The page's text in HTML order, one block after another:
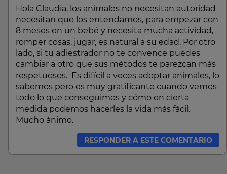
Hola Claudia, los animales no necesitan autoridad
necesitan que los entendamos, para empezar con
8 meses en un bebé y necesita mucha actividad,
romper cosas, jugar, es natural a su edad. Por otro
lado, si tu adiestrador no te convence puedes
cambiar a otro que sus métodos te parezcan más
respetuosos. Es difícil a veces adoptar animales, lo
sabemos pero es muy gratificante cuando vemos
todo lo que conseguimos y cómo en cierta
medida podemos hacerles la vida más fácil.
Mucho ánimo.
RESPONDER A ESTE COMENTARIO